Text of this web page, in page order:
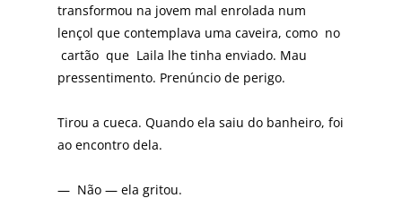
transformou na jovem mal enrolada num
lençol que contemplava uma caveira, como no
cartão que Laila lhe tinha enviado. Mau
pressentimento. Prenúncio de perigo.
Tirou a cueca. Quando ela saiu do banheiro, foi
ao encontro dela.
— Não — ela gritou.